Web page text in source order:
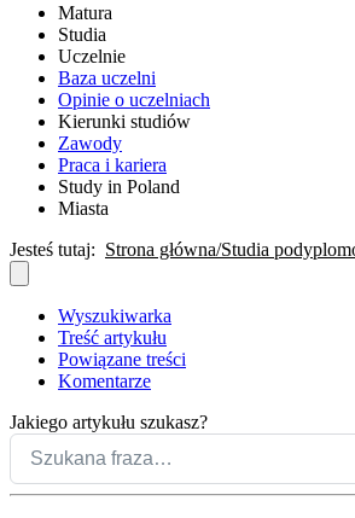
Matura
Studia
Uczelnie
Baza uczelni
Opinie o uczelniach
Kierunki studiów
Zawody
Praca i kariera
Study in Poland
Miasta
Jesteś tutaj: Strona główna Studia
Wyszukiwarka
Treść artykułu
Powiązane treści
Komentarze
Jakiego artykułu szukasz?